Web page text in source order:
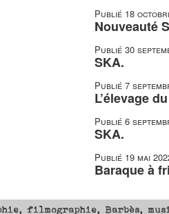
Publié 18
Nouveauté
Publié 30
SKA.
Publié 7
L’élevage
Publié 6
SKA.
Publié 19 mai
Baraque à
filmographie, Barbès,